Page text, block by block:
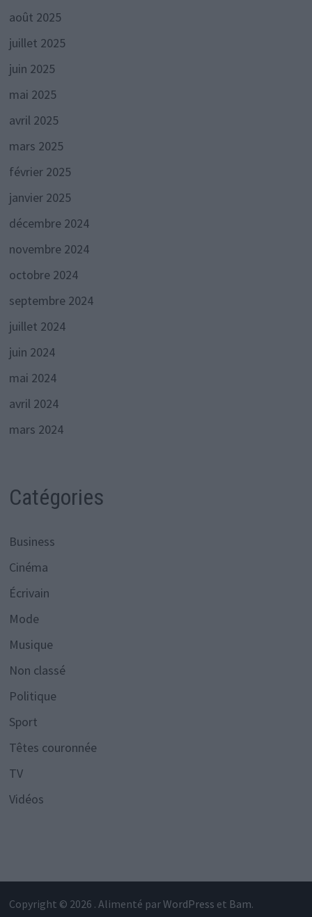
août 2025
juillet 2025
juin 2025
mai 2025
avril 2025
mars 2025
février 2025
janvier 2025
décembre 2024
novembre 2024
octobre 2024
septembre 2024
juillet 2024
juin 2024
mai 2024
avril 2024
mars 2024
Catégories
Business
Cinéma
Écrivain
Mode
Musique
Non classé
Politique
Sport
Têtes couronnée
TV
Vidéos
Copyright © 2026 . Alimenté parWordPress et Bam.